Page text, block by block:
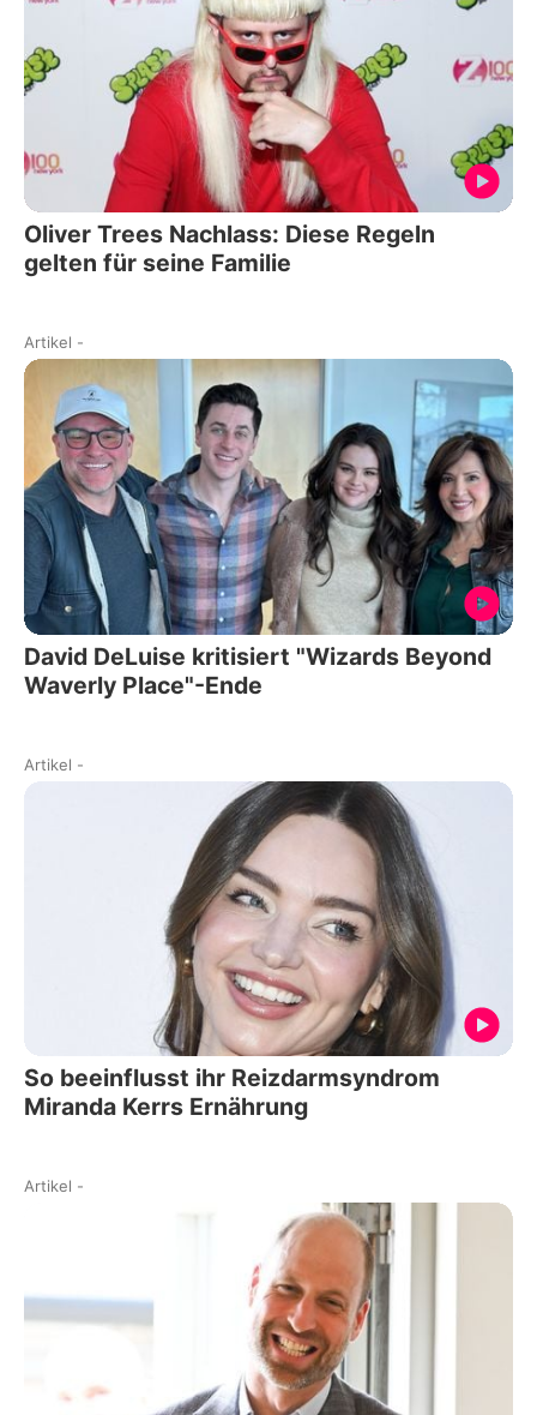
Oliver Trees Nachlass: Diese Regeln
gelten für seine Familie
Artikel -
David DeLuise kritisiert "Wizards Beyond
Waverly Place"-Ende
Artikel -
So beeinflusst ihr Reizdarmsyndrom
Miranda Kerrs Ernährung
Artikel -